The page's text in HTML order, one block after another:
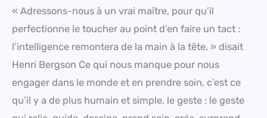
« Adressons-nous à un vrai maître, pour qu’il
perfectionne le toucher au point d’en faire un tact :
l’intelligence remontera de la main à la tête. » disait
Henri Bergson Ce qui nous manque pour nous
engager dans le monde et en prendre soin, c’est ce
qu’il y a de plus humain et simple, le geste : le geste